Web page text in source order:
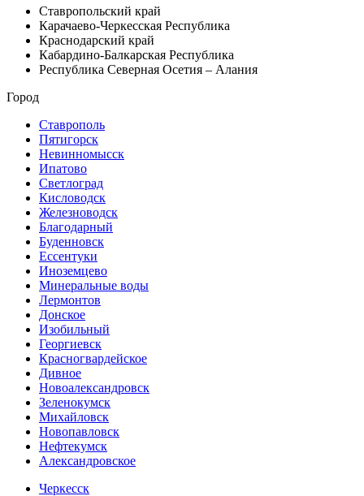
Ставропольский край
Карачаево-Черкесская Республика
Краснодарский край
Кабардино-Балкарская Республика
Республика Северная Осетия – Алания
Город
Ставрополь
Пятигорск
Невинномысск
Ипатово
Светлоград
Кисловодск
Железноводск
Благодарный
Буденновск
Ессентуки
Иноземцево
Минеральные воды
Лермонтов
Донское
Изобильный
Георгиевск
Красногвардейское
Дивное
Новоалександровск
Зеленокумск
Михайловск
Новопавловск
Нефтекумск
Александровское
Черкесск